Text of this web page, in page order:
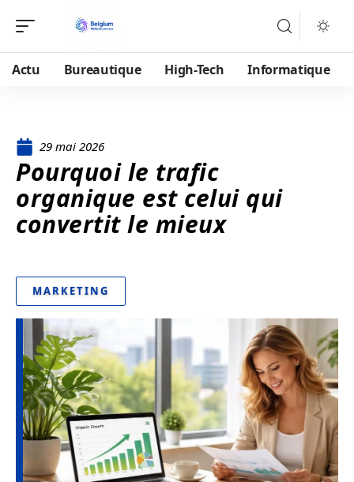
Actu Bureautique High-Tech Informatique
29 mai 2026
Pourquoi le trafic
organique est celui qui
convertit le mieux
MARKETING